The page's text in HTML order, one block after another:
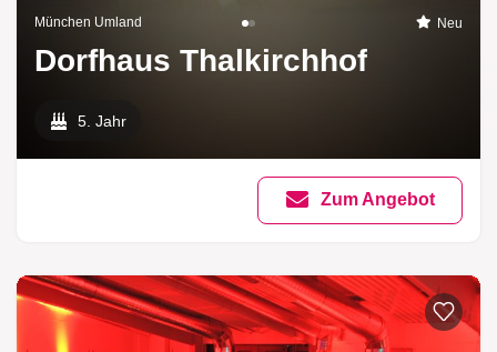
München Umland Neu
Dorfhaus Thalkirchhof
5. Jahr
Zum Angebot